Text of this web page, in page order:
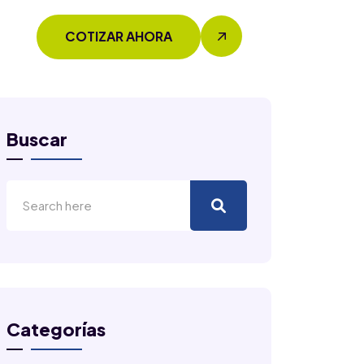
COTIZAR AHORA
Buscar
Categorías